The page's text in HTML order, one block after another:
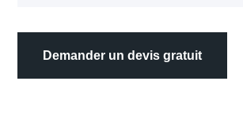
Demander un devis gratuit